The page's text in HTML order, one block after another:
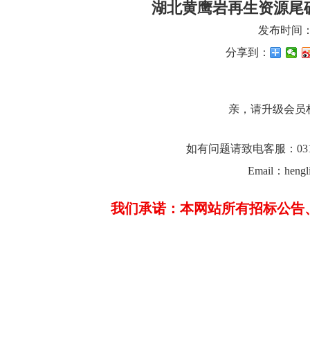
湖北黄鹰岩再生资源
发布时间
分享到：
亲，请升级会员
如有问题请致电客服：
Email：
我们承诺：本网站所有招标公